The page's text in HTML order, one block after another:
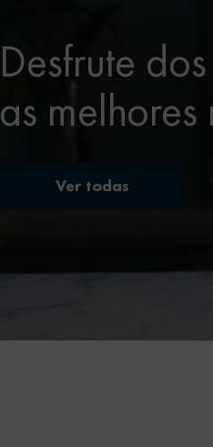
Desfrute
as
Ver todas